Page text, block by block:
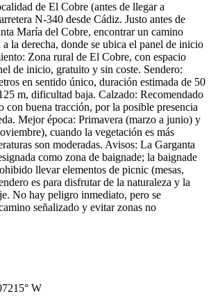
de El Cobre (antes de llegar a
N-340 desde Cádiz. Justo antes de
María del Cobre, encontrar un camino
la derecha, donde se ubica el panel de inicio
Zona rural de El Cobre, con espacio
de inicio, gratuito y sin coste. Sendero:
en sentido único, duración estimada de 50
m, dificultad baja. Calzado: Recomendado
con buena tracción, por la posible presencia
Mejor época: Primavera (marzo a junio) y
cuando la vegetación es más
son moderadas. Avisos: La Garganta
como zona de baignade; la baignade
llevar elementos de picnic (mesas,
es para disfrutar de la naturaleza y la
No hay peligro inmediato, pero se
señalizado y evitar zonas no
° W